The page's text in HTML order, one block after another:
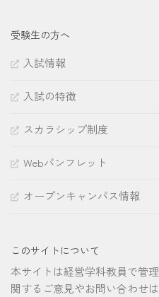
受験生の方へ
入試情報
入試の特徴
スカラシップ制度
Webパンフレット
オープンキャンパス情報
このサイトについて
本サイトは経営学科教員で管
関するご意見やお問い合わせ